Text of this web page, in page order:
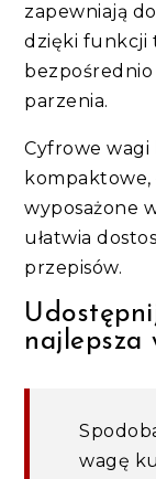
zapewniają
dzięki funkcji
parzenia.
Cyfrowe wagi
kompaktowe,
wyposażone
ułatwia
przepisów.
najlepsza
wagę